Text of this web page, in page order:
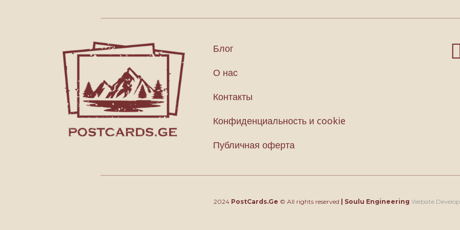
Блог
О нас
Контакты
Конфиденциальность и cookie
Публичная оферта
2024 PostCards.Ge © All rights reserved | Soulu Engineering Website